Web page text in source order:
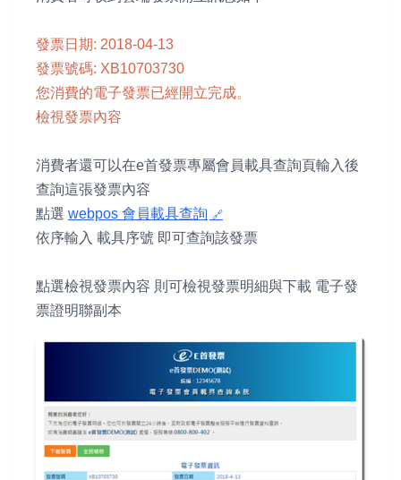
發票日期: 2018-04-13
發票號碼: XB10703730
您消費的電子發票已經開立完成。
檢視發票內容
消費者還可以在e首發票專屬會員載具查詢頁輸入後
查詢這張發票內容
點選 webpos 會員載具查詢
依序輸入 載具序號 即可查詢該發票
點選檢視發票內容 則可檢視發票明細與下載 電子發
票證明聯副本